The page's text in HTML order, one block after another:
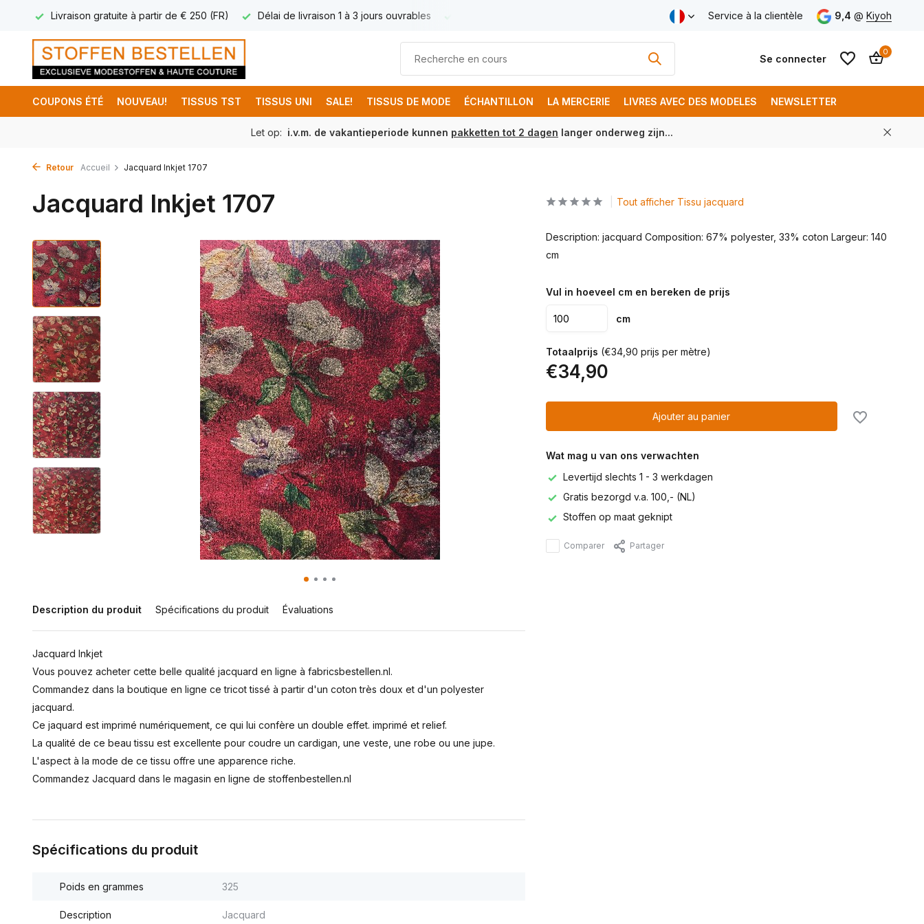
Livraison gratuite à partir de € 250 (FR) Délai de livraison 1 à 3 jours ouvrables Livraison gratuite à partir de € 250 (FR)
Service à la clientèle 9,4 @ Kiyoh
Se connecter
0
COUPONS ÉTÉ NOUVEAU! TISSUS TST TISSUS UNI SALE! TISSUS DE MODE ÉCHANTILLON LA MERCERIE LIVRES AVEC DES MODELES NEWSLETTER
Let op: i.v.m. de vakantieperiode kunnen pakketten tot 2 dagen langer onderweg zijn...
Retour Accueil Jacquard Inkjet 1707
Jacquard Inkjet 1707
Description du produit Spécifications du produit Évaluations
Jacquard Inkjet
Vous pouvez acheter cette belle qualité jacquard en ligne à fabricsbestellen.nl.
Commandez dans la boutique en ligne ce tricot tissé à partir d'un coton très doux et d'un polyester
jacquard.
Ce jaquard est imprimé numériquement, ce qui lui confère un double effet. imprimé et relief.
La qualité de ce beau tissu est excellente pour coudre un cardigan, une veste, une robe ou une jupe.
L'aspect à la mode de ce tissu offre une apparence riche.
Commandez Jacquard dans le magasin en ligne de stoffenbestellen.nl
Spécifications du produit
Poids en grammes 325
Description Jacquard
Tout afficher Tissu jacquard
Description: jacquard Composition: 67% polyester, 33% coton Largeur: 140
cm
Vul in hoeveel cm en bereken de prijs
cm
Totaalprijs (€34,90 prijs per mètre)
€34,90
Ajouter au panier
Wat mag u van ons verwachten
Levertijd slechts 1 - 3 werkdagen
Gratis bezorgd v.a. 100,- (NL)
Stoffen op maat geknipt
Comparer Partager